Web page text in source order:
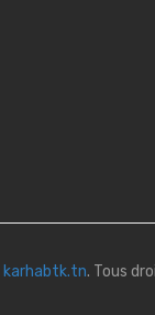
karhabtk.tn. Tous